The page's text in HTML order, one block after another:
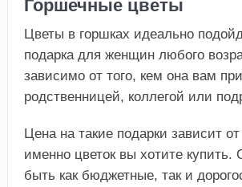
Цветы в горшках идеально
подарка для женщин любого
зависимо от того, кем она вам
родственницей, коллегой или
Цена на такие подарки зависит от
именно цветок вы хотите купить.
быть как бюджетные, так и